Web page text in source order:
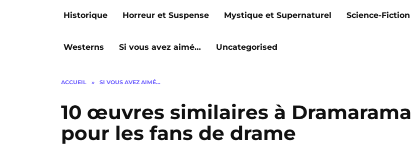
Historique Horreur et Suspense Mystique et Supernaturel Science-Fiction
Westerns Si vous avez aimé… Uncategorised
ACCUEIL » SI VOUS AVEZ AIMÉ…
10 œuvres similaires à Dramarama
pour les fans de drame